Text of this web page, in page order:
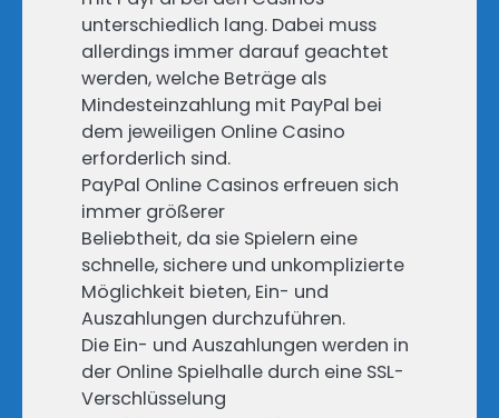
unterschiedlich lang. Dabei muss
allerdings immer darauf geachtet
werden, welche Beträge als
Mindesteinzahlung mit PayPal bei
dem jeweiligen Online Casino
erforderlich sind.
PayPal Online Casinos erfreuen sich
immer größerer
Beliebtheit, da sie Spielern eine
schnelle, sichere und unkomplizierte
Möglichkeit bieten, Ein- und
Auszahlungen durchzuführen.
Die Ein- und Auszahlungen werden in
der Online Spielhalle durch eine SSL-
Verschlüsselung